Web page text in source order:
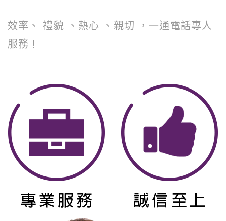
效率、 禮貌 、熱心 、親切 ，一通電話專人
服務 !